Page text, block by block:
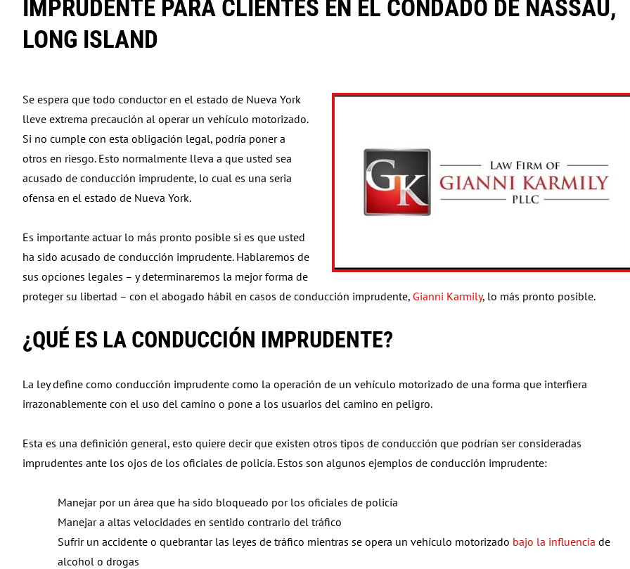
people
visual
menu.
IMPRUDENTE PARA CLIENTES EN EL CONDADO DE NASSAU,
LONG ISLAND
Se espera que todo conductor en el estado de Nueva York
lleve extrema precaución al operar un vehículo motorizado.
Si no cumple con esta obligación legal, podría poner a
otros en riesgo. Esto normalmente lleva a que usted sea
acusado de conducción imprudente, lo cual es una seria
ofensa en el estado de Nueva York.
Es importante actuar lo más pronto posible si es que usted
ha sido acusado de conducción imprudente. Hablaremos de
sus opciones legales – y determinaremos la mejor forma de
proteger su libertad – con el abogado hábil en casos de conducción imprudente, Gianni Karmily, lo más pronto posible.
¿QUÉ ES LA CONDUCCIÓN IMPRUDENTE?
La ley define como conducción imprudente como la operación de un vehículo motorizado de una forma que interfiera
irrazonablemente con el uso del camino o pone a los usuarios del camino en peligro.
Esta es una definición general, esto quiere decir que existen otros tipos de conducción que podrían ser consideradas
imprudentes ante los ojos de los oficiales de policía. Estos son algunos ejemplos de conducción imprudente:
Manejar por un área que ha sido bloqueado por los oficiales de policía
Manejar a altas velocidades en sentido contrario del tráfico
Sufrir un accidente o quebrantar las leyes de tráfico mientras se opera un vehículo motorizado bajo la influencia de
alcohol o drogas